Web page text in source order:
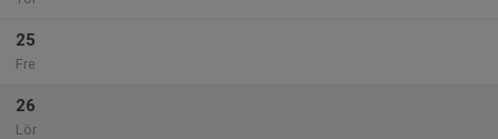
25
Fre
26
Lör